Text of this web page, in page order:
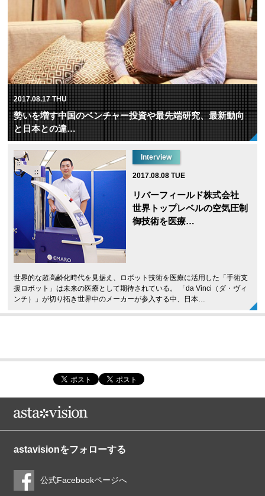
2017.08.17 THU
勢いを増す中国のベンチャー投資や最先端研究、最新動向
と日本との違…
Interview
2017.08.08 TUE
リバーフィールド株式会社
世界トップレベルの空気圧制
御技術を医療…
世界的な超高齢化時代を見据え、ロボット技術を医療に活用した「手術支
援ロボット」は未来の医療として期待されている。 「da Vinci（ダ・ヴィ
ンチ）」が切り拓き世界中のメーカーが参入する中、日本…
astavisionをフォローする
公式Facebookページへ